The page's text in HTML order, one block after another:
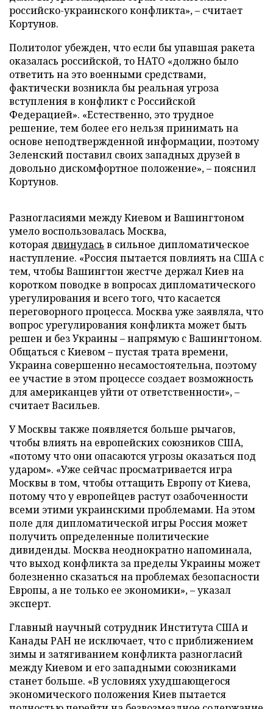
российско-украинского конфликта», – считает
Кортунов.
Политолог убежден, что если бы упавшая ракета
оказалась российской, то НАТО «должно было
ответить на это военными средствами,
фактически возникла бы реальная угроза
вступления в конфликт с Российской
Федерацией». «Естественно, это трудное
решение, тем более его нельзя принимать на
основе неподтвержденной информации, поэтому
Зеленский поставил своих западных друзей в
довольно дискомфортное положение», – пояснил
Кортунов.
Разногласиями между Киевом и Вашингтоном
умело воспользовалась Москва,
которая двинулась в сильное дипломатическое
наступление. «Россия пытается повлиять на США с
тем, чтобы Вашингтон жестче держал Киев на
коротком поводке в вопросах дипломатического
урегулирования и всего того, что касается
переговорного процесса. Москва уже заявляла, что
вопрос урегулирования конфликта может быть
решен и без Украины – напрямую с Вашингтоном.
Общаться с Киевом – пустая трата времени,
Украина совершенно несамостоятельна, поэтому
ее участие в этом процессе создает возможность
для американцев уйти от ответственности», –
считает Васильев.
У Москвы также появляется больше рычагов,
чтобы влиять на европейских союзников США,
«потому что они опасаются угрозы оказаться под
ударом». «Уже сейчас просматривается игра
Москвы в том, чтобы оттащить Европу от Киева,
потому что у европейцев растут озабоченности
всеми этими украинскими проблемами. На этом
поле для дипломатической игры Россия может
получить определенные политические
дивиденды. Москва неоднократно напоминала,
что выход конфликта за пределы Украины может
болезненно сказаться на проблемах безопасности
Европы, а не только ее экономики», – указал
эксперт.
Главный научный сотрудник Института США и
Канады РАН не исключает, что с приближением
зимы и затягиванием конфликта разногласий
между Киевом и его западными союзниками
станет больше. «В условиях ухудшающегося
экономического положения Киев пытается